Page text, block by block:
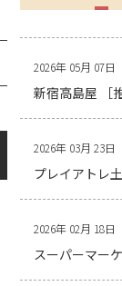
2026年 05月 07日
新宿高島屋 ［
2026年 03月 23日
プレイアトレ
2026年 02月 18日
スーパーマー